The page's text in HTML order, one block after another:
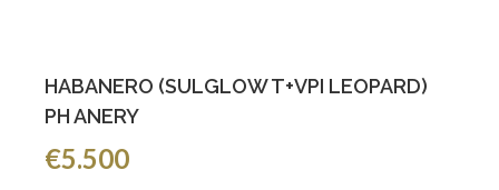
HABANERO (SULGLOW T+VPI LEOPARD)
PH ANERY
€5.500